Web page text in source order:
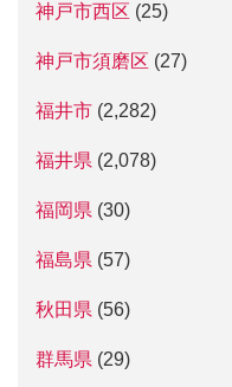
神戸市西区 (25)
神戸市須磨区 (27)
福井市 (2,282)
福井県 (2,078)
福岡県 (30)
福島県 (57)
秋田県 (56)
群馬県 (29)